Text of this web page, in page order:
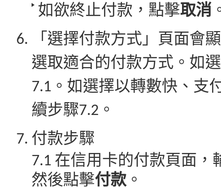
如欲終止付款，點擊取消
「選擇付款方式」頁面會
選取適合的付款方式。如
7.1。如選擇以轉數快、支
續步驟7.2。
付款步驟
7.1 在信用卡的付款頁面
然後點擊付款。